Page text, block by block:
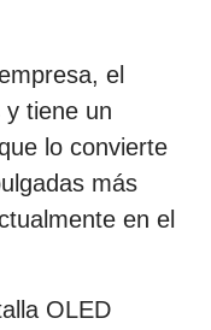
el
tiene un
lo convierte
más
en el
OLED